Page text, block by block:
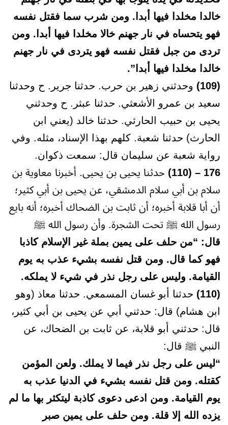
خالدا مخلدا فيها أبدا. ومن شرب سما فقتل نفسه
فهو يتحساه في نار جهنم خالا مخلدا فيها أبدا. ومن
تردى من جبل فقتل نفسه فهو يتردى في نار جهنم
خالدا مخلدا فيها أبدا”.
(109)
وحدثني زهير بن حرب. حدثنا جرير. ح وحدثنا
سعيد بن عمرو الأشعثي. حدثنا عبثر. ح وحدثني
يحيى بن حبيب الحارثي. حدثنا خالد (يعني ابن
الحارث) حدثنا شعبة. كلهم بهذا الإسناد، مثله. وفي
رواية شعبة عن سليمان قال: سمعت ذكوان.
176 – (110)
حدثنا يحيى بن يحيى. أخبرنا معاوية بن
سلام بن أبي سلام الدمشقي، عن يحيى بن أبي كثير؛
أن أبا قلابة أخبره؛ أن ثابت بن الضحاك أخبره؛ أنه بايع
رسول الله ﷺ تحت الشجرة. وأن رسول الله ﷺ
قال: “من حلف على يمين بملة غير الإسلام كاذبا
فهو كما قال. ومن قتل نفسه بشيء عذب به يوم
القيامة. وليس على رجل نذر في شيء لا يملكه.
(110)
حدثنا أبو غسان المسمعي. حدثنا معاذ (وهو
ابن هشام) قال: حدثني أبي عن يحيى بن أبي كثير،
قال: حدثني أبو قلابة، عن ثابت بن الضحاك، عن
النبي ﷺ قال:
“ليس على رجل نذر فيما لا يملك. ولعن المؤمن
كقتله. ومن قتل نفسه بشيء في الدنيا عذب به
يوم القيامة. ومن ادعى دعوى كاذبة ليتكثر بها ما لم
يزده الله إلا قلة. ومن حلف على يمين صبر